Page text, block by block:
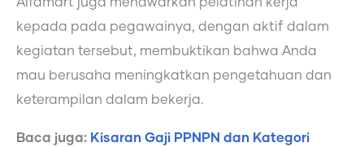
kepada pada pegawainya, dengan aktif dalam
kegiatan tersebut, membuktikan bahwa Anda
mau berusaha meningkatkan pengetahuan dan
keterampilan dalam bekerja.
Baca juga: Kisaran Gaji PPNPN dan Kategori